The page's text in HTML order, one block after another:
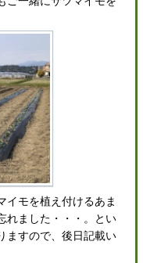
イモを植え付けるあま
れました・・・。とい
ますので、後日記載い